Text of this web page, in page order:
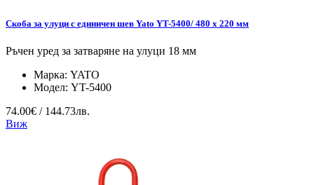
Скоба за улуци с единичен шев Yato YT-5400/ 480 x 220 мм
Ръчен уред за затваряне на улуци 18 мм
Марка: YATO
Модел: YT-5400
74.00€ / 144.73лв.
Виж